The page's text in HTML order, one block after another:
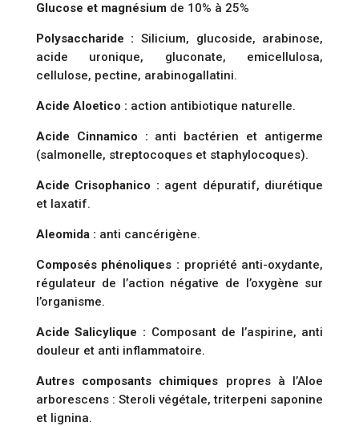
Glucose et magnésium de 10% à 25%
Polysaccharide : Silicium, glucoside, arabinose,
acide uronique, gluconate, emicellulosa,
cellulose, pectine, arabinogallatini.
Acide Aloetico : action antibiotique naturelle.
Acide Cinnamico : anti bactérien et antigerme
(salmonelle, streptocoques et staphylocoques).
Acide Crisophanico : agent dépuratif, diurétique
et laxatif.
Aleomida : anti cancérigène.
Composés phénoliques : propriété anti-oxydante,
régulateur de l’action négative de l’oxygène sur
l’organisme.
Acide Salicylique : Composant de l’aspirine, anti
douleur et anti inflammatoire.
Autres composants chimiques propres à l’Aloe
arborescens : Steroli végétale, triterpeni saponine
et lignina.